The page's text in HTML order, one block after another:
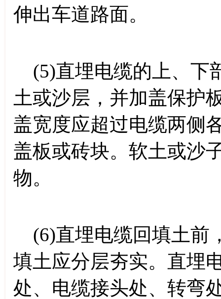
伸出车道路面。
(5)直埋电缆的上、下
土或沙层，并加盖保护
盖宽度应超过电缆两侧
盖板或砖块。软土或沙
物。
(6)直埋电缆回填土前
填土应分层夯实。直埋
处、电缆接头处、转弯